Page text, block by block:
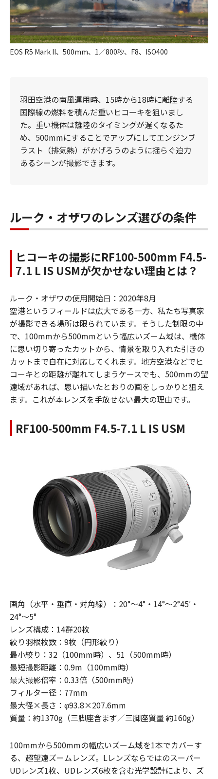
EOS R5 Mark II、500mm、1／800秒、F8、ISO400
​羽田空港の南風運用時、15時から18時に離陸する
国際線の燃料を積んだ重いヒコーキを狙いまし
た。重い機体は離陸のタイミングが遅くなるた
め、500mmにすることでアップにしてエンジンブ
ラスト（排気熱）がかげろうのように揺らぐ迫力
あるシーンが撮影できます。
ルーク・オザワのレンズ選びの条件
ヒコーキの撮影にRF100-500mm F4.5-
7.1 L IS USMが欠かせない理由とは？
ルーク・オザワの使用開始日：2020年8月
空港というフィールドは広大である一方、私たち写真家
が撮影できる場所は限られています。そうした制限の中
で、100mmから500mmという幅広いズーム域は、機体
に思い切り寄ったカットから、情景を取り入れた引きの
カットまで自在に対応してくれます。地方空港などでヒ
コーキとの距離が離れてしまうケースでも、500mmの望
遠域があれば、思い描いたとおりの画をしっかりと狙え
ます。これが本レンズを手放せない最大の理由です。
RF100-500mm F4.5-7.1 L IS USM
画角（水平・垂直・対角線）：20°～4°・14°～2°45′・
24°～5°
レンズ構成：14群20枚
絞り羽根枚数：9枚（円形絞り）
最小絞り：32（100mm時）、51（500mm時）
最短撮影距離：0.9m（100mm時）
最大撮影倍率：0.33倍（500mm時）
フィルター径：77mm
最大径×長さ：φ93.8×207.6mm
質量：約1370g（三脚座含まず／三脚座質量 約160g）
100mmから500mmの幅広いズーム域を1本でカバーす
る、超望遠ズームレンズ。Lレンズならではのスーパー
UDレンズ1枚、UDレンズ6枚を含む光学設計により、ズ